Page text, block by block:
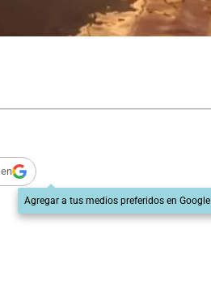
Agregar a tus medios preferidos en Google